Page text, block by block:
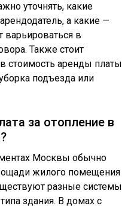
уточнять, какие
а какие —
варьироваться в
Также стоит
стоимость аренды платы
подъезда или
за отопление в
Москвы обычно
жилого помещения
разные системы
здания. В домах с